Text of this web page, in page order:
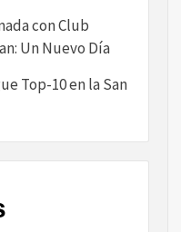
con Club
Un Nuevo Día
Top-10 en la San